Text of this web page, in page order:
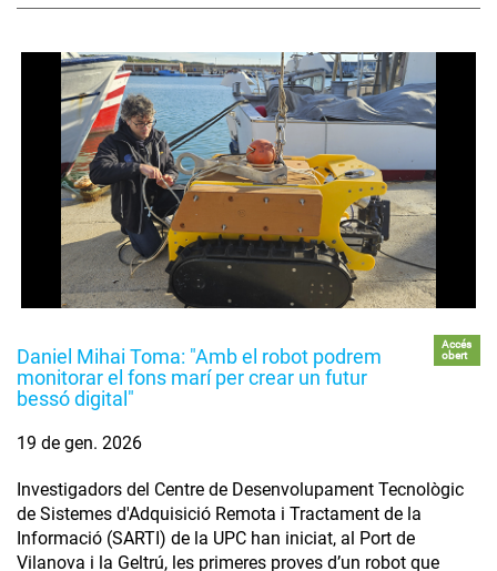
Daniel Mihai Toma: "Amb el robot podrem
monitorar el fons marí per crear un futur
bessó digital"
Accés
obert
19 de gen. 2026
Investigadors del Centre de Desenvolupament Tecnològic
de Sistemes d'Adquisició Remota i Tractament de la
Informació (SARTI) de la UPC han iniciat, al Port de
Vilanova i la Geltrú, les primeres proves d’un robot que